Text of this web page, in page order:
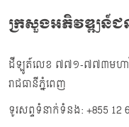
ក្រសួងអភិវឌ្ឍន៍
ដីឡូត៍លេខ ៧៧១-៧៧៣មហាវិថី
រាជធានីភ្នំពេញ
ទូរសព្ទទំនាក់ទំនង: +855 12